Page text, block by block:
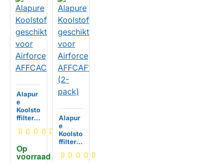
HUISMERK
Op
voorraad
Alapur
e
Koolsto
ffilter
kt voor
e
AFFCA
Alapur
e
Koolsto
ffilter
kt voor